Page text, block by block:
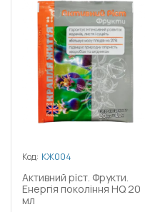
Код: КЖ004
Активний ріст. Фрукти.
Енергія покоління HQ 20
мл